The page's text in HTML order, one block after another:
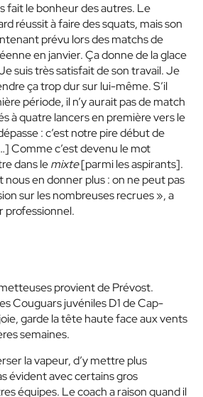
fait le bonheur des autres. Le
réussit à faire des squats, mais son
prévu lors des matchs de
en janvier. Ça donne de la glace
suis très satisfait de son travail. Je
ça trop dur sur lui-même. S’il
période, il n’y aurait pas de match
à quatre lancers en première vers le
: c’est notre pire début de
Comme c’est devenu le mot
dans lemixte[parmi les aspirants].
en donner plus : on ne peut pas
sur les nombreuses recrues », a
professionnel.
provient de Prévost.
Couguars juvéniles D1 de Cap-
garde la tête haute face aux vents
semaines.
la vapeur, d’y mettre plus
évident avec certains gros
équipes. Le coach a raison quand il